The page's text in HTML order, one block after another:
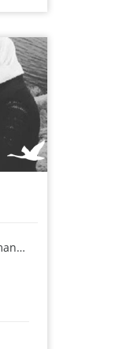
Defensora de Direitos Humanos